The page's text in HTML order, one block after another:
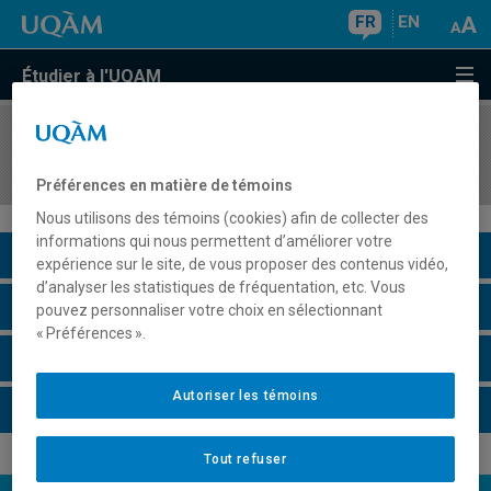
FR EN
Étudier à l'UQAM
COURS//
Description du cours
Horaire - Été 2026
Préférences en matière de témoins
Nous utilisons des témoins (cookies) afin de collecter des
informations qui nous permettent d’améliorer votre
expérience sur le site, de vous proposer des contenus vidéo,
d’analyser les statistiques de fréquentation, etc. Vous
pouvez personnaliser votre choix en sélectionnant
« Préférences ».
Tout refuser
Autoriser les témoins